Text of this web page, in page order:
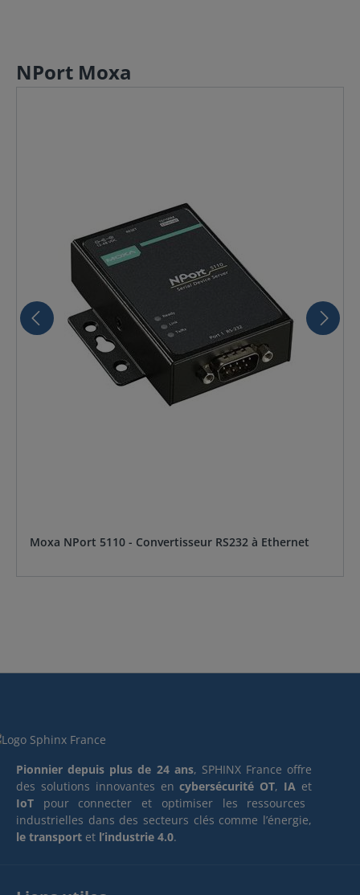
NPort Moxa
Moxa NPort 5110 - Convertisseur RS232 à Ethernet
Pionnier depuis plus de 24 ans, SPHINX France offre
des solutions innovantes encybersécurité OT, IA et
IoT pour connecter et optimiser les ressources
industrielles dans des secteurs clés comme l’énergie,
le transport et l’industrie 4.0.